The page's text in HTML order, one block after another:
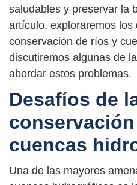
saludables y preservar la
artículo, exploraremos los
conservación de ríos y
discutiremos algunas de
abordar estos problemas.
Desafíos de
cuencas
Una de las mayores